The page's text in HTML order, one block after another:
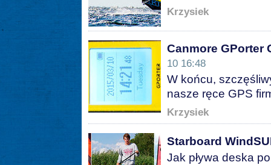
Krzysiek
Canmore GPorter
10 16:48
W końcu,
nasze ręce GPS
Krzysiek
Starboard
Jak pływa deska